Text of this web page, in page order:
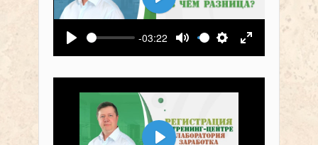
Воспроизвести
-03:22
Выключить звук
Настройки
На весь
Воспроизвести